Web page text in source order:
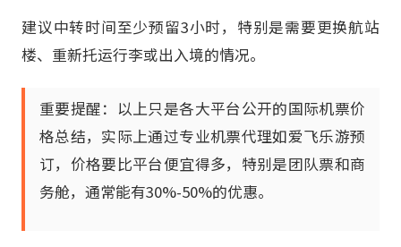
建议中转时间至少预留3小时，特别是需要更换航站
楼、重新托运行李或出入境的情况。
重要提醒：以上只是各大平台公开的国际机票价
格总结，实际上通过专业机票代理如爱飞乐游预
订，价格要比平台便宜得多，特别是团队票和商
务舱，通常能有30%-50%的优惠。